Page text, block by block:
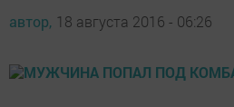
автор, 18 августа 2016 - 06:26